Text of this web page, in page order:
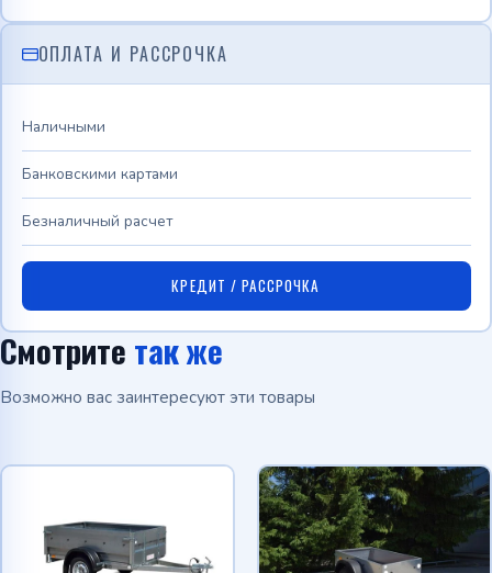
ОПЛАТА И РАССРОЧКА
Наличными
Банковскими картами
Безналичный расчет
КРЕДИТ / РАССРОЧКА
Смотрите так же
Возможно вас заинтересуют эти товары